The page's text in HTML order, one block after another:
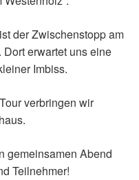
der Zwischenstopp am
Dort erwartet uns eine
Imbiss.
verbringen wir
gemeinsamen Abend
Teilnehmer!